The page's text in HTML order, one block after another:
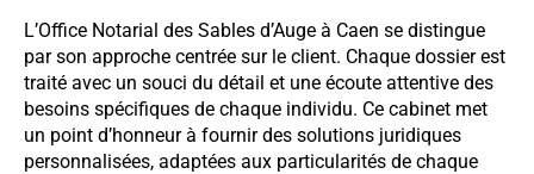
L’Office Notarial des Sables d’Auge à Caen se distingue
par son approche centrée sur le client. Chaque dossier est
traité avec un souci du détail et une écoute attentive des
besoins spécifiques de chaque individu. Ce cabinet met
un point d’honneur à fournir des solutions juridiques
personnalisées, adaptées aux particularités de chaque